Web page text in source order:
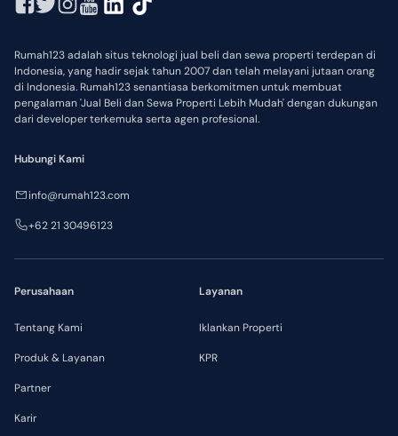
Rumah123 adalah situs teknologi jual beli dan sewa properti terdepan di
Indonesia, yang hadir sejak tahun 2007 dan telah melayani jutaan orang
di Indonesia. Rumah123 senantiasa berkomitmen untuk membuat
pengalaman 'Jual Beli dan Sewa Properti Lebih Mudah' dengan dukungan
dari developer terkemuka serta agen profesional.
Perusahaan
Tentang Kami
Produk & Layanan
Partner
Karir
Layanan
Iklankan Properti
KPR
Hubungi Kami
info@rumah123.com
+62 21 30496123